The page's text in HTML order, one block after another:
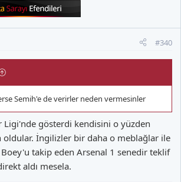
#340
Semih'e de verirler neden vermesinler
Ligi'nde gösterdi kendisini o yüzden
oldular. İngilizler bir daha o meblağlar ile
takip eden Arsenal 1 senedir teklif
aldı mesela.